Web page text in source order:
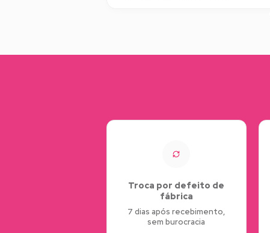
Troca por defeito de
fábrica
7 dias após recebimento,
sem burocracia